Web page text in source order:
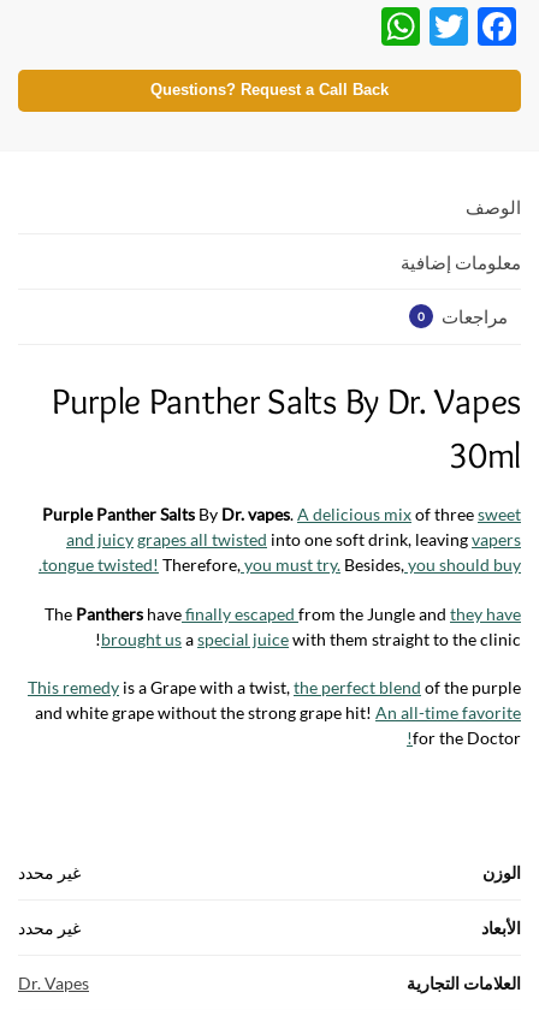
F
ac
e
o
k
T
w
itt
h
at
Questions? Request a Call Back
الوصف
معلومات إضافية
مراجعات 0
Purple Panther Salts By Dr. Vapes
30ml
Purple Panther Salts By Dr. vapes.A delicious mixof threesweet
and juicygrapes all twisted into one soft drink, leavingvapers
tongue twisted! Therefore,you must try. Besides,you should buy.
The Panthers havefinally escaped from the Jungle and they have
brought usaspecial juicewith them straight to the clinic!
This remedy is a Grape with a twist,the perfect blend of the purple
and white grape without the strong grape hit! An all-time favorite
for the Doctor
!
الوزن غير محدد
الأبعاد غير محدد
العلامات التجارية Dr. Vapes